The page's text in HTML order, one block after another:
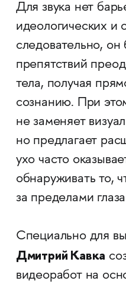
Для звука нет
идеологических и
следовательно, он
препятствий
тела, получая
сознанию. При
не заменяет
но предлагает
ухо часто
обнаруживать то,
за пределами
Специально для
Дмитрий Кавка
видеоработ на